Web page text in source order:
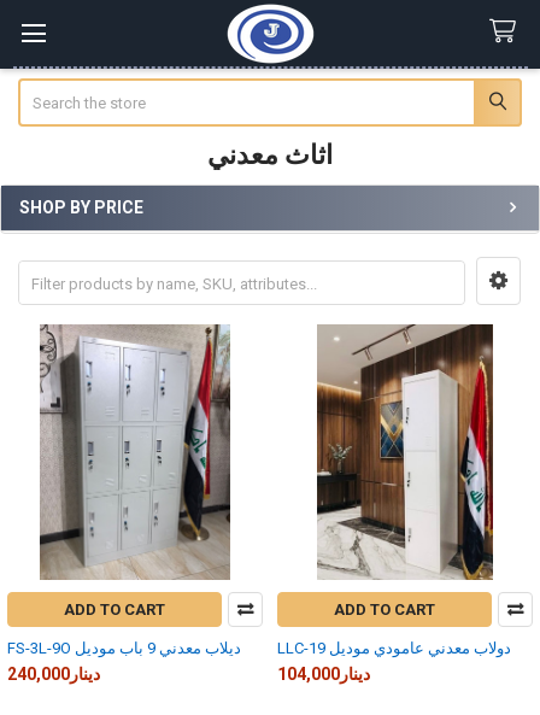
اثاث معدني
Sidebar
SHOP BY PRICE
ADD TO CART
FS-3L-9O ديلاب معدني 9 باب موديل
240,000دينار
ADD TO CART
LLC-19 دولاب معدني عامودي موديل
104,000دينار